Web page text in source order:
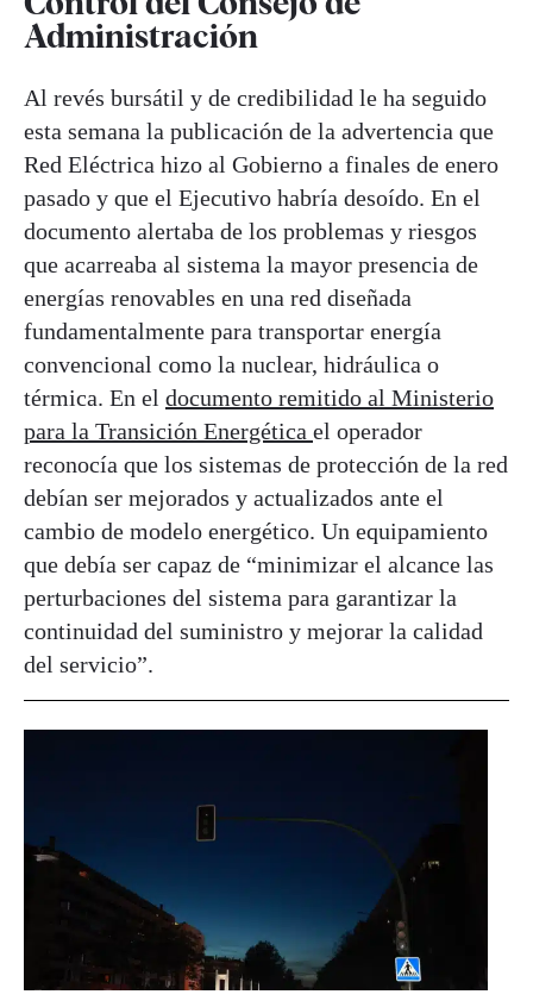
Administración
Al revés bursátil y de credibilidad le ha seguido
esta semana la publicación de la advertencia que
Red Eléctrica hizo al Gobierno a finales de enero
pasado y que el Ejecutivo habría desoído. En el
documento alertaba de los problemas y riesgos
que acarreaba al sistema la mayor presencia de
energías renovables en una red diseñada
fundamentalmente para transportar energía
convencional como la nuclear, hidráulica o
térmica. En el documento remitido al Ministerio
para la Transición Energética el operador
reconocía que los sistemas de protección de la red
debían ser mejorados y actualizados ante el
cambio de modelo energético. Un equipamiento
que debía ser capaz de “minimizar el alcance las
perturbaciones del sistema para garantizar la
continuidad del suministro y mejorar la calidad
del servicio”.